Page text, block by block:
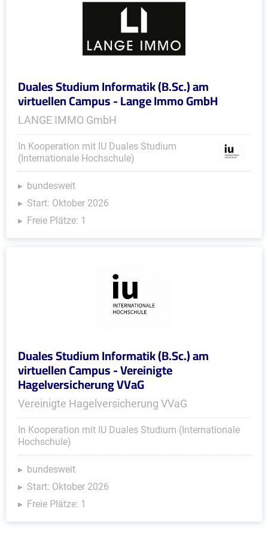
Duales Studium Informatik (B.Sc.) am
virtuellen Campus - Lange Immo GmbH
LANGE IMMO GmbH
In Kooperation mit IU Duales Studium
(Internationale Hochschule)
bundesweit
Start: Oktober 2026
Freie Plätze: 1
Duales Studium Informatik (B.Sc.) am
virtuellen Campus - Vereinigte
Hagelversicherung VVaG
Vereinigte Hagelversicherung VVaG
In Kooperation mit IU Duales Studium (Internationale
Hochschule)
bundesweit
Start: Oktober 2026
Freie Plätze: 1